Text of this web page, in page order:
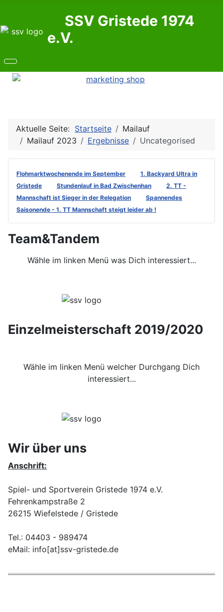
SSV Gristede 1974
e.V.
Aktuelle Seite: Startseite
Mailauf
Mailauf 2023
Ergebnisse Uncategorised
Flohmarktwochenende im September
1. Backyard Ultra in
Gristede
Stundenlauf in Bad Zwischenhan
2. TT -
Mannschaft ist Sieger in der Relegation
Spannendes
Saisonende - 1. TT Mannschaft steigt leider ab !
Team&Tandem
Wähle im linken Menü was Dich interessiert...
Einzelmeisterschaft 2019/2020
Wähle im linken Menü welcher Durchgang Dich
interessiert...
Wir über uns
Anschrift:
Spiel- und Sportverein Gristede 1974 e.V.
Fehrenkampstraße 2
26215 Wiefelstede / Gristede
Tel.: 04403 - 989474
eMail: info[at]ssv-gristede.de